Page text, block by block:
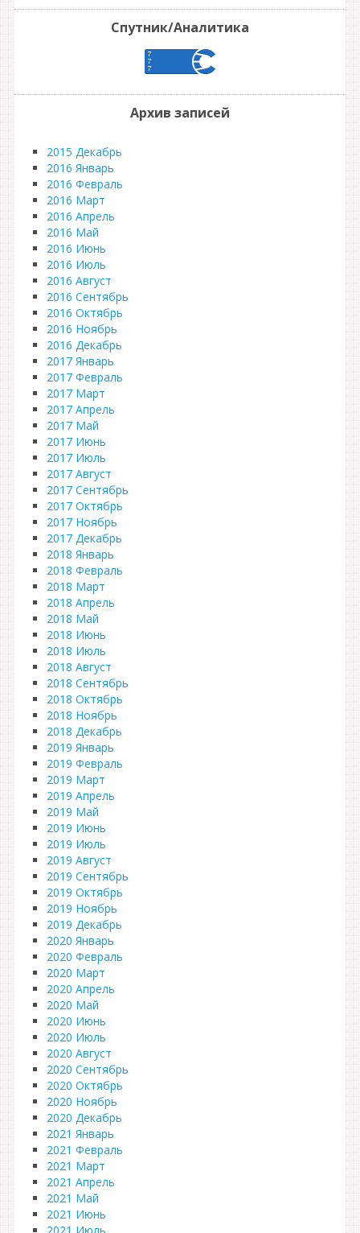
Спутник/Аналитика
Архив записей
2015 Декабрь
2016 Январь
2016 Февраль
2016 Март
2016 Апрель
2016 Май
2016 Июнь
2016 Июль
2016 Август
2016 Сентябрь
2016 Октябрь
2016 Ноябрь
2016 Декабрь
2017 Январь
2017 Февраль
2017 Март
2017 Апрель
2017 Май
2017 Июнь
2017 Июль
2017 Август
2017 Сентябрь
2017 Октябрь
2017 Ноябрь
2017 Декабрь
2018 Январь
2018 Февраль
2018 Март
2018 Апрель
2018 Май
2018 Июнь
2018 Июль
2018 Август
2018 Сентябрь
2018 Октябрь
2018 Ноябрь
2018 Декабрь
2019 Январь
2019 Февраль
2019 Март
2019 Апрель
2019 Май
2019 Июнь
2019 Июль
2019 Август
2019 Сентябрь
2019 Октябрь
2019 Ноябрь
2019 Декабрь
2020 Январь
2020 Февраль
2020 Март
2020 Апрель
2020 Май
2020 Июнь
2020 Июль
2020 Август
2020 Сентябрь
2020 Октябрь
2020 Ноябрь
2020 Декабрь
2021 Январь
2021 Февраль
2021 Март
2021 Апрель
2021 Май
2021 Июнь